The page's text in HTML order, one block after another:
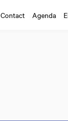
Contact Agenda